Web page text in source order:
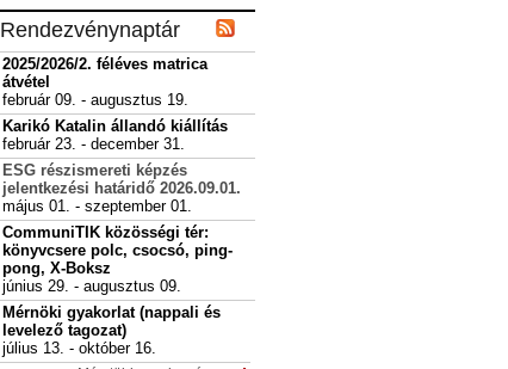
Rendezvénynaptár
2025/2026/2. féléves matrica
átvétel
február 09. - augusztus 19.
Karikó Katalin állandó kiállítás
február 23. - december 31.
ESG részismereti képzés
jelentkezési határidő 2026.09.01.
május 01. - szeptember 01.
CommuniTIK közösségi tér:
könyvcsere polc, csocsó, ping-
pong, X-Boksz
június 29. - augusztus 09.
Mérnöki gyakorlat (nappali és
levelező tagozat)
július 13. - október 16.